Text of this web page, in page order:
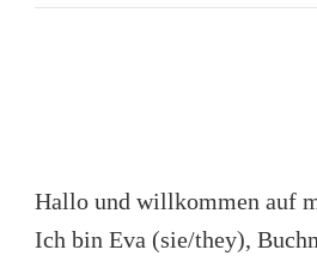
Hallo und willkommen auf
Ich bin Eva (sie/they),